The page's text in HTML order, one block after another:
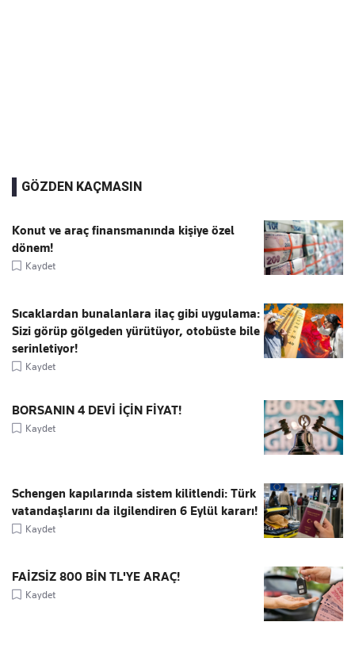
GÖZDEN KAÇMASIN
Konut ve araç finansmanında kişiye özel
dönem!
Kaydet
Sıcaklardan bunalanlara ilaç gibi uygulama:
Sizi görüp gölgeden yürütüyor, otobüste bile
serinletiyor!
Kaydet
BORSANIN 4 DEVİ İÇİN FİYAT!
Kaydet
Schengen kapılarında sistem kilitlendi: Türk
vatandaşlarını da ilgilendiren 6 Eylül kararı!
Kaydet
FAİZSİZ 800 BİN TL'YE ARAÇ!
Kaydet